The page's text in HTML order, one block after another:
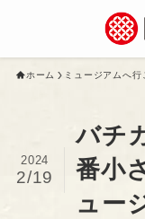
ホーム ミュージアムへ行
バチ
番小
ュー
2024
2/19